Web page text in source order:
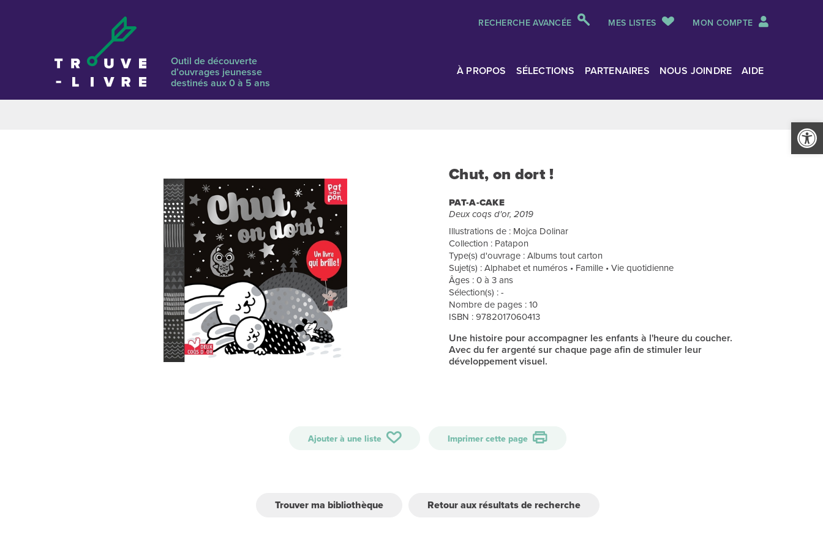
Ouvrir
RECHERCHE AVANCÉE MES LISTES MON COMPTE
Outil de découverte
d’ouvrages jeunesse
destinés aux 0 à 5 ans
À PROPOS SÉLECTIONS PARTENAIRES NOUS JOINDRE AIDE
Chut, on dort !
PAT-A-CAKE
Deux coqs d'or, 2019
Illustrations de : Mojca Dolinar
Collection : Patapon
Type(s) d'ouvrage : Albums tout carton
Sujet(s) : Alphabet et numéros • Famille • Vie quotidienne
Âges : 0 à 3 ans
Sélection(s) : -
Nombre de pages : 10
ISBN : 9782017060413
Une histoire pour accompagner les enfants à l'heure du coucher.
Avec du fer argenté sur chaque page afin de stimuler leur
développement visuel.
Ajouter à une liste Imprimer cette page
Trouver ma bibliothèque Retour aux résultats de recherche